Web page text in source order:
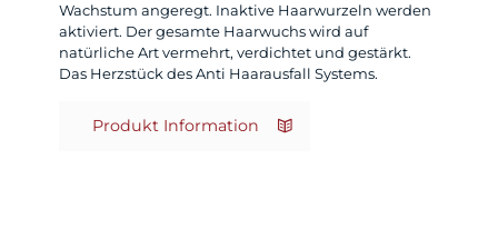
Wachstum angeregt. Inaktive Haarwurzeln werden
aktiviert. Der gesamte Haarwuchs wird auf
natürliche Art vermehrt, verdichtet und gestärkt.
Das Herzstück des Anti Haarausfall Systems.
Produkt Information